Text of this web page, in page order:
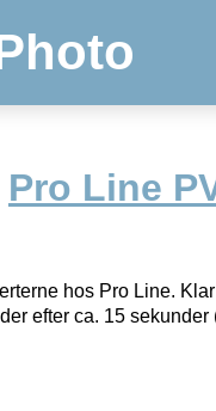
Pro Line
hos Pro Line.
efter ca. 15 sekunder